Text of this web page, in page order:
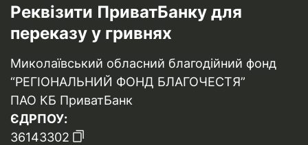
Реквізити ПриватБанку для
переказу у гривнях
Миколаївський обласний благодійний фонд
“РЕГІОНАЛЬНИЙ ФОНД БЛАГОЧЕСТЯ”
ПАО КБ ПриватБанк
ЄДРПОУ:
36143302